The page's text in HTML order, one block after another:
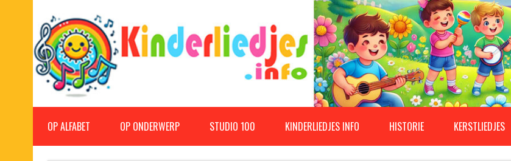
Kinderliedjes
OP ALFABET OP ONDERWERP STUDIO 100 KINDERLIEDJES INFO HISTORIE KERSTLIEDJES